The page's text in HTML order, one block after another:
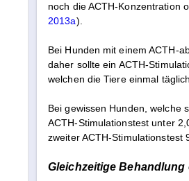
noch die ACTH-Konzentration
2013a).
Bei Hunden mit einem ACTH-
daher sollte ein ACTH-
welchen die Tiere einmal
Bei gewissen Hunden, welche
ACTH-Stimulationstest unter
zweiter ACTH-Stimulationstest
Gleichzeitige